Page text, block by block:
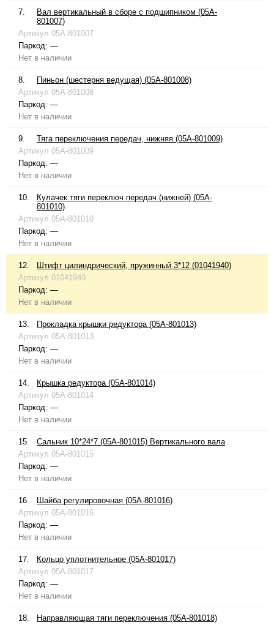
7.
Вал вертикальный в сборе с подшипником (05A-
801007)
Артикул 05A-801007
Паркод: —
Нет в наличии
8.
Пиньон (шестерня ведущая) (05A-801008)
Артикул 05A-801008
Паркод: —
Нет в наличии
9.
Тяга переключения передач, нижняя (05A-801009)
Артикул 05A-801009
Паркод: —
Нет в наличии
10.
Кулачек тяги переключ передач (нижней) (05A-
801010)
Артикул 05A-801010
Паркод: —
Нет в наличии
12.
Штифт цилиндрический, пружинный 3*12 (01041940)
Артикул 01041940
Паркод: —
Нет в наличии
13.
Прокладка крышки редуктора (05A-801013)
Артикул 05A-801013
Паркод: —
Нет в наличии
14.
Крышка редуктора (05A-801014)
Артикул 05A-801014
Паркод: —
Нет в наличии
15.
Сальник 10*24*7 (05A-801015) Вертикального вала
Артикул 05A-801015
Паркод: —
Нет в наличии
16.
Шайба регулировочная (05A-801016)
Артикул 05A-801016
Паркод: —
Нет в наличии
17.
Кольцо уплотнительное (05A-801017)
Артикул 05A-801017
Паркод: —
Нет в наличии
18.
Направляющая тяги переключения (05A-801018)